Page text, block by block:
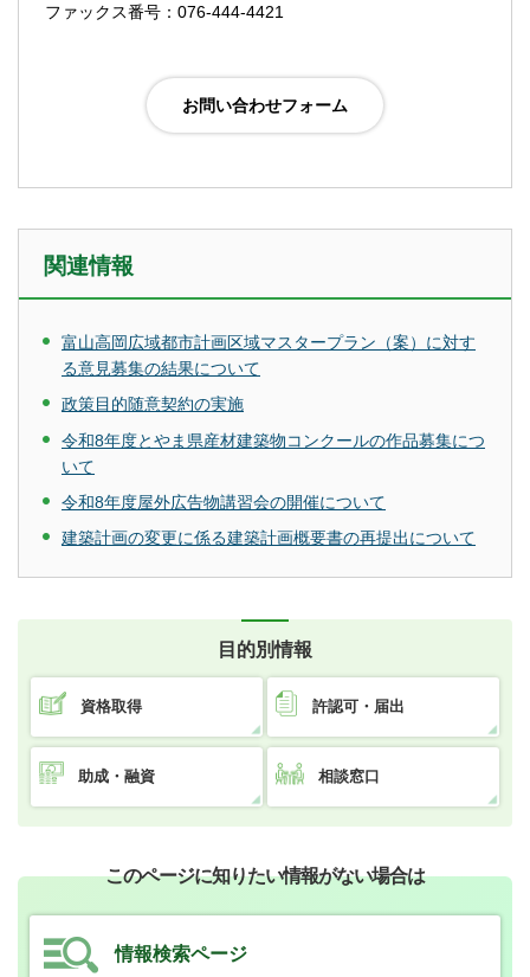
ファックス番号：076-444-4421
関連情報
富山高岡広域都市計画区域マスタープラン（案）に対す
る意見募集の結果について
政策目的随意契約の実施
令和8年度とやま県産材建築物コンクールの作品募集につ
いて
令和8年度屋外広告物講習会の開催について
建築計画の変更に係る建築計画概要書の再提出について
目的別情報
資格取得 許認可・届出
助成・融資 相談窓口
このページに知りたい情報がない場合は
情報検索ページ